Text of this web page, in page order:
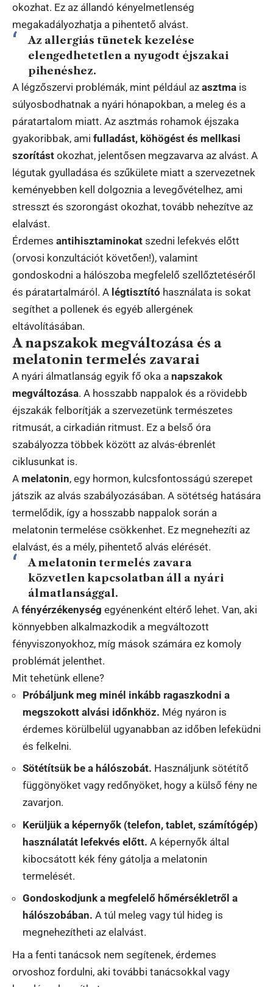
okozhat. Ez az állandó kényelmetlenség
megakadályozhatja a pihentető alvást.
Az allergiás tünetek kezelése
elengedhetetlen a nyugodt éjszakai
pihenéshez.
A légzőszervi problémák, mint például az asztma is
súlyosbodhatnak a nyári hónapokban, a meleg és a
páratartalom miatt. Az asztmás rohamok éjszaka
gyakoribbak, ami fulladást, köhögést és mellkasi
szorítást okozhat, jelentősen megzavarva az alvást. A
légutak gyulladása és szűkülete miatt a szervezetnek
keményebben kell dolgoznia a levegővételhez, ami
stresszt és szorongást okozhat, tovább nehezítve az
elalvást.
Érdemes antihisztaminokat szedni lefekvés előtt
(orvosi konzultációt követően!), valamint
gondoskodni a hálószoba megfelelő szellőztetéséről
és páratartalmáról. A légtisztító használata is sokat
segíthet a pollenek és egyéb allergének
eltávolításában.
A napszakok megváltozása és a
melatonin termelés zavarai
A nyári álmatlanság egyik fő oka a napszakok
megváltozása. A hosszabb nappalok és a rövidebb
éjszakák felborítják a szervezetünk természetes
ritmusát, a cirkadián ritmust. Ez a belső óra
szabályozza többek között az alvás-ébrenlét
ciklusunkat is.
A melatonin, egy hormon, kulcsfontosságú szerepet
játszik az alvás szabályozásában. A sötétség hatására
termelődik, így a hosszabb nappalok során a
melatonin termelése csökkenhet. Ez megnehezíti az
elalvást, és a mély, pihentető alvás elérését.
A melatonin termelés zavara
közvetlen kapcsolatban áll a nyári
álmatlansággal.
A fényérzékenység egyénenként eltérő lehet. Van, aki
könnyebben alkalmazkodik a megváltozott
fényviszonyokhoz, míg mások számára ez komoly
problémát jelenthet.
Mit tehetünk ellene?
Próbáljunk meg minél inkább ragaszkodni a
megszokott alvási időnkhöz. Még nyáron is
érdemes körülbelül ugyanabban az időben lefeküdni
és felkelni.
Sötétítsük be a hálószobát. Használjunk sötétítő
függönyöket vagy redőnyöket, hogy a külső fény ne
zavarjon.
Kerüljük a képernyők (telefon, tablet, számítógép)
használatát lefekvés előtt. A képernyők által
kibocsátott kék fény gátolja a melatonin
termelését.
Gondoskodjunk a megfelelő hőmérsékletről a
hálószobában. A túl meleg vagy túl hideg is
megnehezítheti az elalvást.
Ha a fenti tanácsok nem segítenek, érdemes
orvoshoz fordulni, aki további tanácsokkal vagy